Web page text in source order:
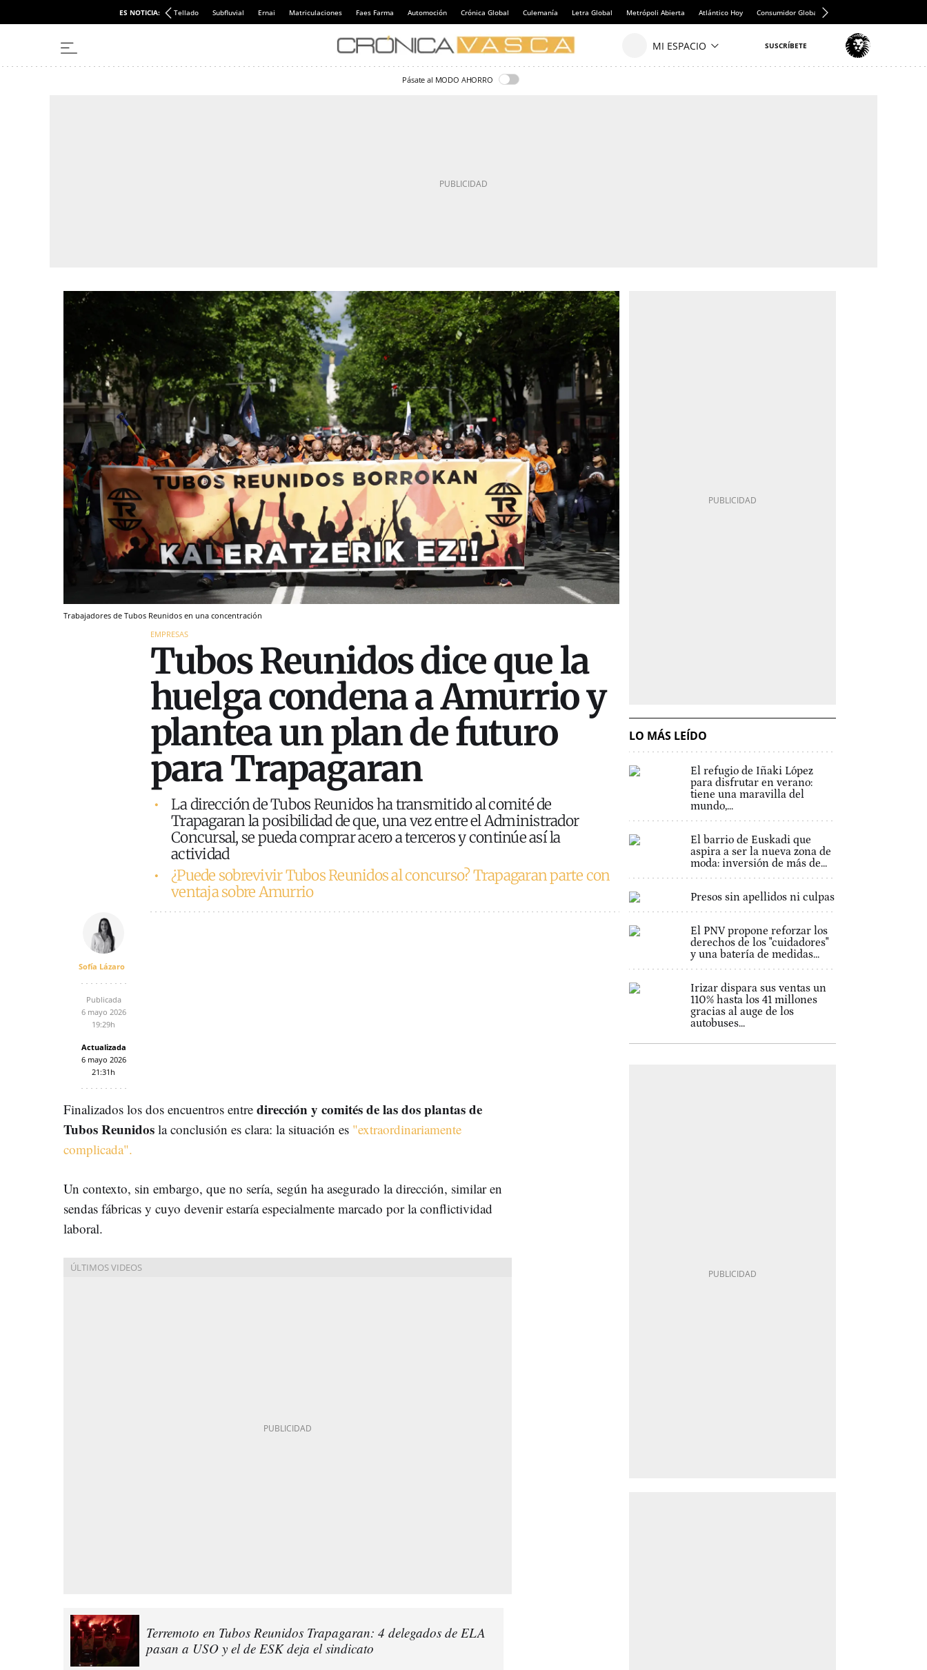
ES NOTICIA: Tellado Subfluvial Ernai Matriculaciones Faes Farma Automoción Crónica Global Culemanía Letra Global Metrópoli Abierta Atlántico Hoy Consumidor Global
Pásate al MODO AHORRO
Trabajadores de Tubos Reunidos en una concentración
EMPRESAS
Tubos Reunidos dice que la
huelga condena a Amurrio y
plantea un plan de futuro
para Trapagaran
La dirección de Tubos Reunidos ha transmitido al comité de
Trapagaran la posibilidad de que, una vez entre el Administrador
Concursal, se pueda comprar acero a terceros y continúe así la
actividad
¿Puede sobrevivir Tubos Reunidos al concurso? Trapagaran parte con
ventaja sobre Amurrio
Sofía Lázaro
Publicada
6 mayo 2026
19:29h
Actualizada
6 mayo 2026
21:31h
Finalizados los dos encuentros entre dirección y comités de las dos plantas de
Tubos Reunidos la conclusión es clara: la situación es "extraordinariamente
complicada".
Un contexto, sin embargo, que no sería, según ha asegurado la dirección, similar en
sendas fábricas y cuyo devenir estaría especialmente marcado por la conflictividad
laboral.
Terremoto en Tubos Reunidos Trapagaran: 4 delegados de ELA
pasan a USO y el de ESK deja el sindicato
LO MÁS LEÍDO
El refugio de Iñaki López
para disfrutar en verano:
tiene una maravilla del
mundo,...
El barrio de Euskadi que
aspira a ser la nueva zona de
moda: inversión de más de...
Presos sin apellidos ni culpas
El PNV propone reforzar los
derechos de los "cuidadores"
y una batería de medidas...
Irizar dispara sus ventas un
110% hasta los 41 millones
gracias al auge de los
autobuses...